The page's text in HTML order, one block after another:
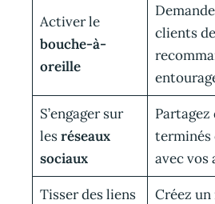
Activer le
bouche-à-
oreille
clients
S’engager sur
lesréseaux
sociaux
Partagez
terminés
avec vos
Tisser des liens
Créez un